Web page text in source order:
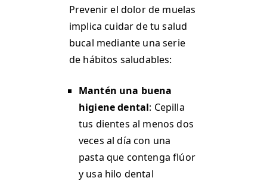
Prevenir el dolor de muelas
implica cuidar de tu salud
bucal mediante una serie
de hábitos saludables:
Mantén una buena
higiene dental: Cepilla
tus dientes al menos dos
veces al día con una
pasta que contenga flúor
y usa hilo dental